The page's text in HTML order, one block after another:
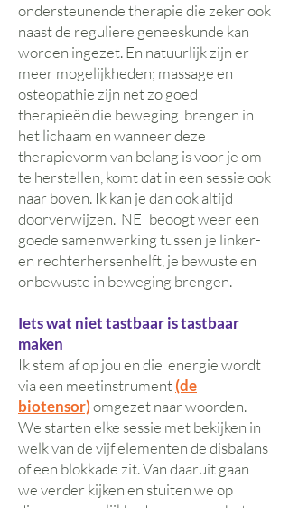
ondersteunende therapie die zeker ook
naast de reguliere geneeskunde kan
worden ingezet. En natuurlijk zijn er
meer mogelijkheden; massage en
osteopathie zijn net zo goed
therapieën die beweging brengen in
het lichaam en wanneer deze
therapievorm van belang is voor je om
te herstellen, komt dat in een sessie ook
naar boven. Ik kan je dan ook altijd
doorverwijzen. NEI beoogt weer een
goede samenwerking tussen je linker-
en rechterhersenhelft, je bewuste en
onbewuste in beweging brengen.
Iets wat niet tastbaar is tastbaar
maken
Ik stem af op jou en die energie wordt
via een meetinstrument(de
biotensor)omgezet naar woorden.
We starten elke sessie met bekijken in
welk van de vijf elementen de disbalans
of een blokkade zit. Van daaruit gaan
we verder kijken en stuiten we op